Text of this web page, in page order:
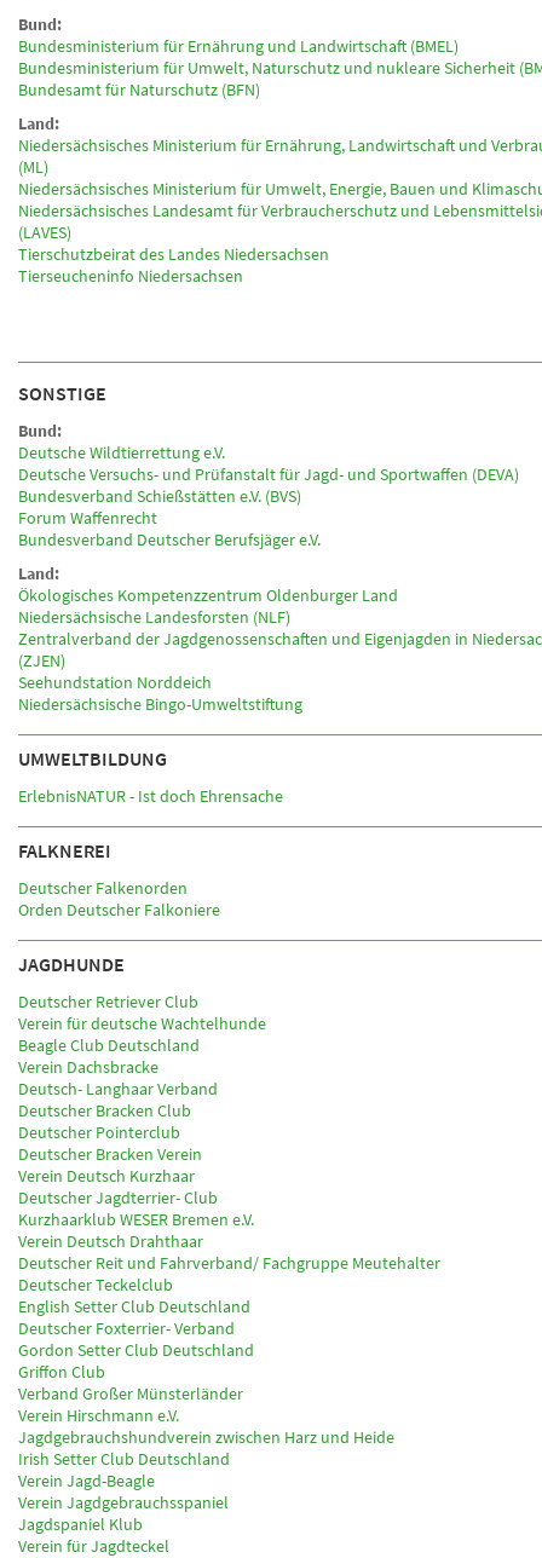
Bund:
Bundesministerium für Ernährung und Landwirtschaft (BMEL)
Bundesministerium für Umwelt, Naturschutz und nukleare Sicherheit
Bundesamt für Naturschutz (BFN)
Land:
Niedersächsisches Ministerium für Ernährung, Landwirtschaft und
(ML)
Niedersächsisches Ministerium für Umwelt, Energie, Bauen und
Niedersächsisches Landesamt für Verbraucherschutz und
(LAVES)
Tierschutzbeirat des Landes Niedersachsen
Tierseucheninfo Niedersachsen
SONSTIGE
Bund:
Deutsche Wildtierrettung e.V.
Deutsche Versuchs- und Prüfanstalt für Jagd- und Sportwaffen (DEVA)
Bundesverband Schießstätten e.V. (BVS)
Forum Waffenrecht
Bundesverband Deutscher Berufsjäger e.V.
Land:
Ökologisches Kompetenzzentrum Oldenburger Land
Niedersächsische Landesforsten (NLF)
Zentralverband der Jagdgenossenschaften und Eigenjagden in
(ZJEN)
Seehundstation Norddeich
Niedersächsische Bingo-Umweltstiftung
UMWELTBILDUNG
ErlebnisNATUR - Ist doch Ehrensache
FALKNEREI
Deutscher Falkenorden
Orden Deutscher Falkoniere
JAGDHUNDE
Deutscher Retriever Club
Verein für deutsche Wachtelhunde
Beagle Club Deutschland
Verein Dachsbracke
Deutsch- Langhaar Verband
Deutscher Bracken Club
Deutscher Pointerclub
Deutscher Bracken Verein
Verein Deutsch Kurzhaar
Deutscher Jagdterrier- Club
Kurzhaarklub WESER Bremen e.V.
Verein Deutsch Drahthaar
Deutscher Reit und Fahrverband/ Fachgruppe Meutehalter
Deutscher Teckelclub
English Setter Club Deutschland
Deutscher Foxterrier- Verband
Gordon Setter Club Deutschland
Griffon Club
Verband Großer Münsterländer
Verein Hirschmann e.V.
Jagdgebrauchshundverein zwischen Harz und Heide
Irish Setter Club Deutschland
Verein Jagd-Beagle
Verein Jagdgebrauchsspaniel
Jagdspaniel Klub
Verein für Jagdteckel